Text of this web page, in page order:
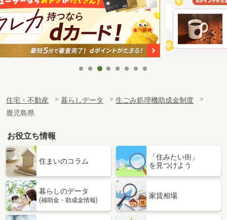
住宅・不動産 暮らしデータ
生ごみ処理機助成金制度
鹿児島県
お役立ち情報
住まいのコラム
「住みたい街」
を見つけよう
暮らしのデータ
(補助金・助成金情報)
家賃相場